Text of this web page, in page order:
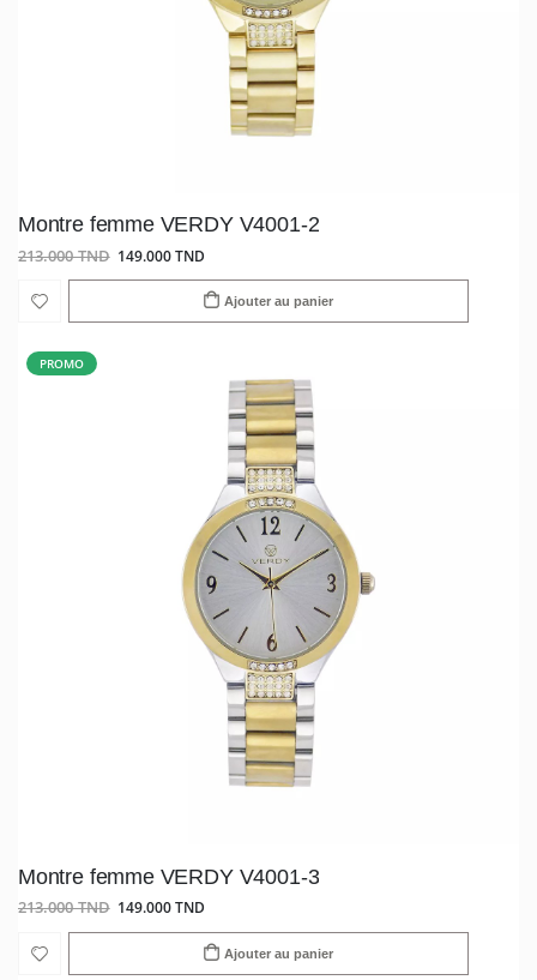
Montre femme VERDY V4001-2
213.000 TND 149.000 TND
Ajouter au panier
PROMO
Montre femme VERDY V4001-3
213.000 TND 149.000 TND
Ajouter au panier